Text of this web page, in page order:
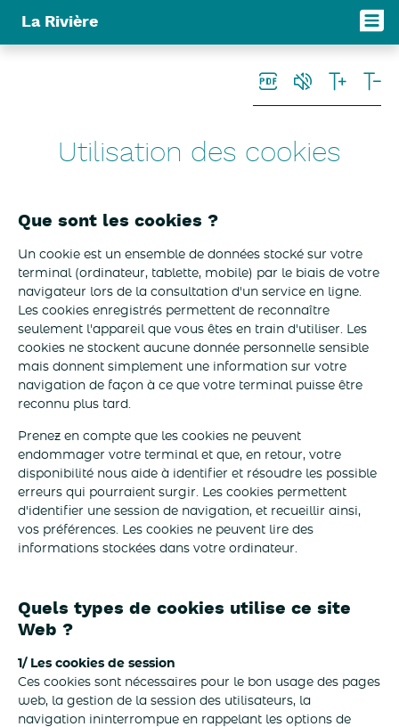
La Rivière
Utilisation des cookies
Que sont les cookies ?
Un cookie est un ensemble de données stocké sur votre
terminal (ordinateur, tablette, mobile) par le biais de votre
navigateur lors de la consultation d'un service en ligne.
Les cookies enregistrés permettent de reconnaître
seulement l'appareil que vous êtes en train d'utiliser. Les
cookies ne stockent aucune donnée personnelle sensible
mais donnent simplement une information sur votre
navigation de façon à ce que votre terminal puisse être
reconnu plus tard.
Prenez en compte que les cookies ne peuvent
endommager votre terminal et que, en retour, votre
disponibilité nous aide à identifier et résoudre les possible
erreurs qui pourraient surgir. Les cookies permettent
d'identifier une session de navigation, et recueillir ainsi,
vos préférences. Les cookies ne peuvent lire des
informations stockées dans votre ordinateur.
Quels types de cookies utilise ce site
Web ?
1/ Les cookies de session
Ces cookies sont nécessaires pour le bon usage des pages
web, la gestion de la session des utilisateurs, la
navigation ininterrompue en rappelant les options de